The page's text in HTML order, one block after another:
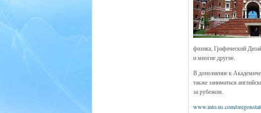
физика, Графический
и многие другие.
В дополнение к
также заниматься
за рубежом.
www.into.us.com/